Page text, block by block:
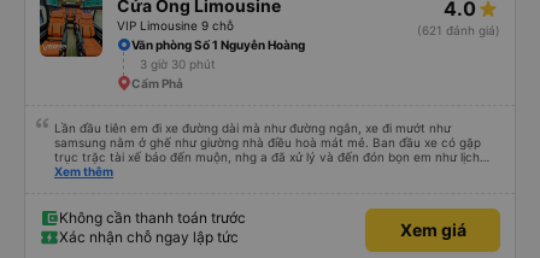
Cửa Ông Limousine
VIP Limousine 9 chỗ
4.0
(621 đánh giá)
Văn phòng Số 1 Nguyễn Hoàng
3 giờ 30 phút
Cẩm Phả
Lần đầu tiên em đi xe đường dài mà như đường ngắn, xe đi mướt như
samsung nằm ở ghế như giường nhà điều hoà mát mẻ. Ban đầu xe có gặp
trục trặc tài xế báo đến muộn, nhg a đã xử lý và đến đón bọn em như lịch
trên hệ thống. Anh tài xế Văn Sĩ quá vui tính và nhiệt tình, trời mưa gió đã
Xem thêm
Không cần thanh toán trước
Xác nhận chỗ ngay lập tức
Xem giá